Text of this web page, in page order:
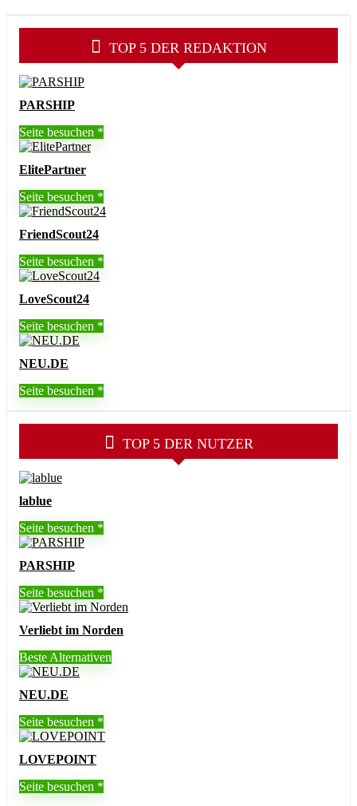
TOP 5 DER REDAKTION
PARSHIP
Seite besuchen
ElitePartner
Seite besuchen
FriendScout24
Seite besuchen
LoveScout24
Seite besuchen
NEU.DE
Seite besuchen
TOP 5 DER NUTZER
lablue
Seite besuchen
PARSHIP
Seite besuchen
Verliebt im Norden
Beste Alternativen
NEU.DE
Seite besuchen
LOVEPOINT
Seite besuchen